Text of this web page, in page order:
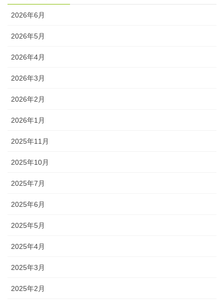
2026年6月
2026年5月
2026年4月
2026年3月
2026年2月
2026年1月
2025年11月
2025年10月
2025年7月
2025年6月
2025年5月
2025年4月
2025年3月
2025年2月